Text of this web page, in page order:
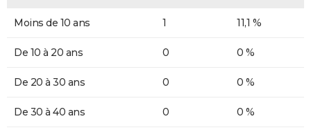
Moins de 10 ans 1 11,1 %
De 10 à 20 ans 0 0 %
De 20 à 30 ans 0 0 %
De 30 à 40 ans 0 0 %